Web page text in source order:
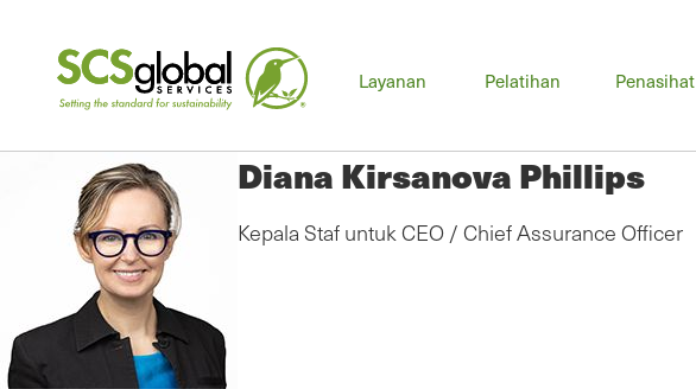
Layanan
Menu
Pelatihan Penasihat
Diana Kirsanova Phillips
Kepala Staf untuk CEO / Chief Assurance Officer